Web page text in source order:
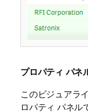
プロパティ パネ
このビジュアラ
ロパティ パネル